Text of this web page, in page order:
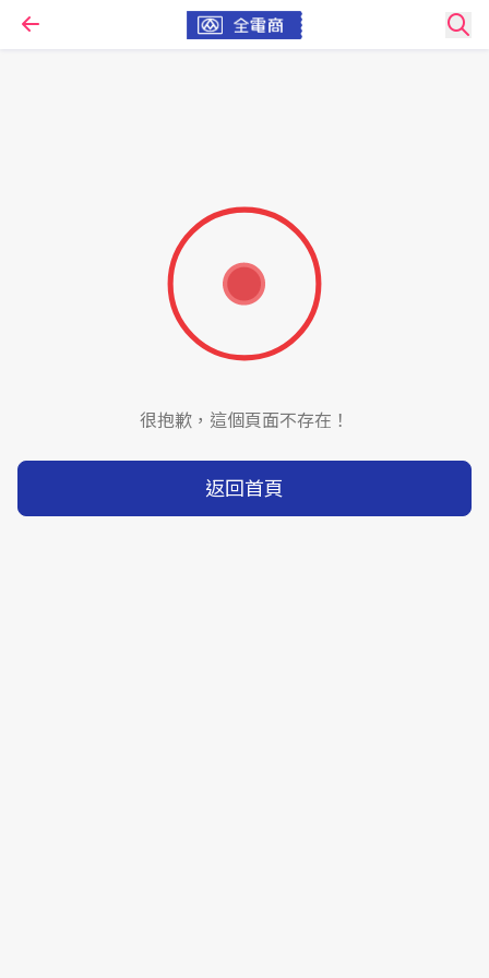
很抱歉，這個頁面不存在！
返回首頁